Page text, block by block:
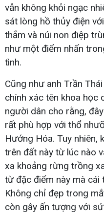
vẫn không khỏi ngạc
sát lòng hồ thủy điện
thẳm và núi non điệp
như một điểm nhấn
tình.
Cũng như anh Trần
chính xác tên khoa học
người dân cho rằng,
rất phù hợp với thổ
Hướng Hóa. Tuy nhiên,
trên đất này từ lúc nào
xa khoảng rừng trồng
từ đặc điểm này mà cái
Không chỉ đẹp trong
còn gây ấn tượng với